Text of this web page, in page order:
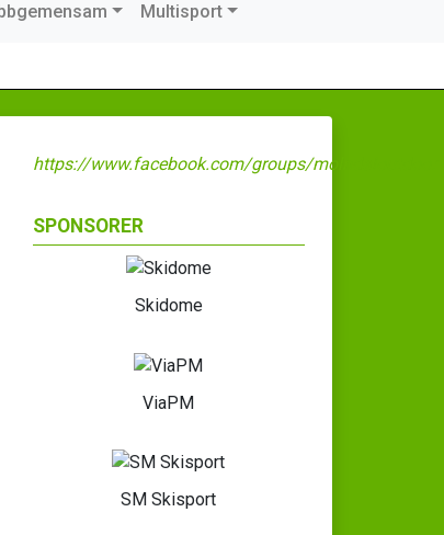
Multisport
https://www.facebook.com/groups/molndaloutdoor
SPONSORER
Skidome
ViaPM
SM Skisport